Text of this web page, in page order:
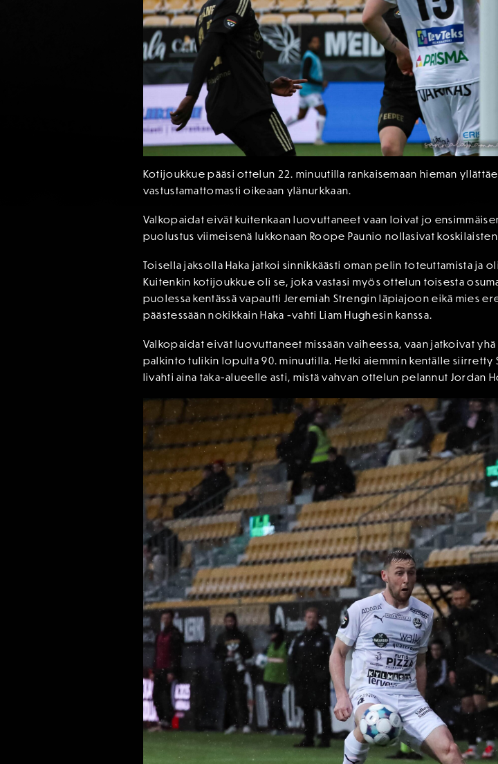
Kotijoukkue pääsi ottelun 22. minuutilla rankaisemaan hieman
vastustamattomasti oikeaan ylänurkkaan.
Valkopaidat eivät kuitenkaan luovuttaneet vaan loivat jo
puolustus viimeisenä lukkonaan Roope Paunio nollasivat
Toisella jaksolla Haka jatkoi sinnikkäästi oman pelin toteuttamista ja
Kuitenkin kotijoukkue oli se, joka vastasi myös ottelun toisesta
puolessa kentässä vapautti Jeremiah Strengin läpiajoon eikä mies
päästessään nokikkain Haka -vahti Liam Hughesin kanssa.
Valkopaidat eivät luovuttaneet missään vaiheessa, vaan jatkoivat
palkinto tulikin lopulta 90. minuutilla. Hetki aiemmin kentälle siirretty
livahti aina taka-alueelle asti, mistä vahvan ottelun pelannut Jordan